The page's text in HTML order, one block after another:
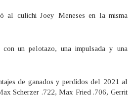
al culichi Joey Meneses en la misma
un pelotazo, una impulsada y una
de ganados y perdidos del 2021 al
Scherzer .722, Max Fried .706, Gerrit